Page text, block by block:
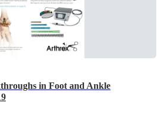
in Foot and Ankle